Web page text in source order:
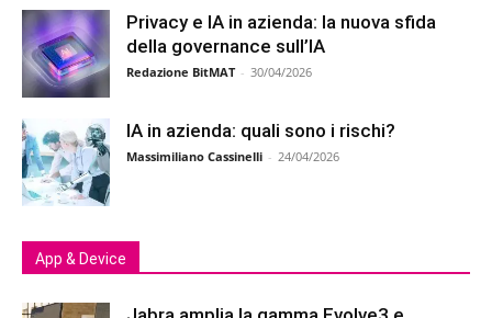
Privacy e IA in azienda: la nuova sfida
della governance sull’IA
Redazione BitMAT - 30/04/2026
IA in azienda: quali sono i rischi?
Massimiliano Cassinelli - 24/04/2026
App & Device